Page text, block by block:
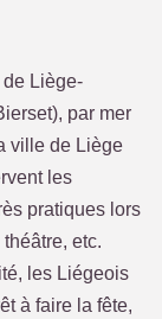
Liège-
par mer
ville de Liège
les
pratiques lors
etc.
les Liégeois
à faire la fête,